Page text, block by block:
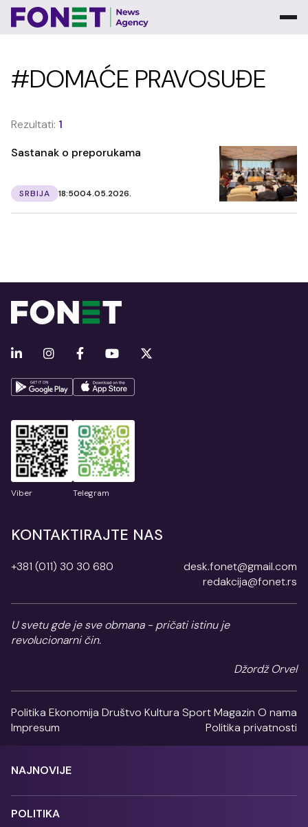
#DOMAĆE PRAVOSUĐE
Rezultati: 1
Sastanak o preporukama
SRBIJA 18:5004.05.2026.
Viber Telegram
KONTAKTIRAJTE NAS
+381 (011) 30 30 680
desk.fonet@gmail.com
redakcija@fonet.rs
U svetu gde je sve obmana - pričati istinu je
revolucionarni čin.
Džordž Orvel
Politika Ekonomija Društvo Kultura SportMagazin O nama
Impresum
Politika privatnosti
NAJNOVIJE
POLITIKA